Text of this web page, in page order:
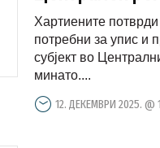
клик ги гледа
Хартиените
потребни за упис и
субјект во
минато....
12. ДЕКЕМВРИ 2025. @